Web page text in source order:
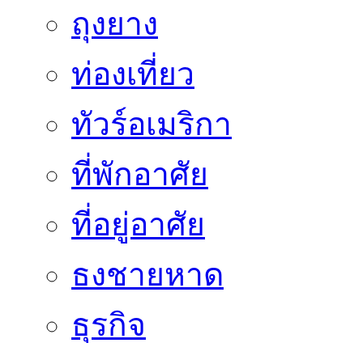
ถุงยาง
ท่องเที่ยว
ทัวร์อเมริกา
ที่พักอาศัย
ที่อยู่อาศัย
ธงชายหาด
ธุรกิจ